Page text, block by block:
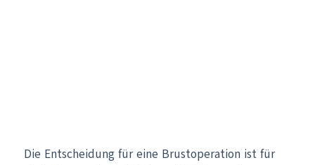
Die Entscheidung für eine Brustoperation ist für